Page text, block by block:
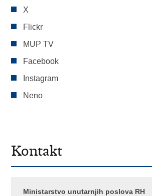
X
Flickr
MUP TV
Facebook
Instagram
Neno
Kontakt
Ministarstvo unutarnjih poslova RH